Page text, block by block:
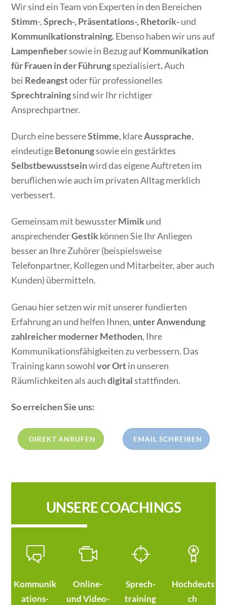
Wir sind ein Team von Experten in den Bereichen
Stimm-,Sprech-, Präsentations-, Rhetorik-und
Kommunikationstraining.Ebenso haben wir uns auf
Lampenfiebersowie in Bezug aufKommunikation
für Frauen in der Führungspezialisiert.Auch
bei Redeangstoder für professionelles
Sprechtrainingsind wir Ihr richtiger
Ansprechpartner.
Durch eine bessereStimme, klareAussprache,
eindeutigeBetonungsowie ein gestärktes
Selbstbewusstseinwird das eigene Auftreten im
beruflichen wie auch im privaten Alltag merklich
verbessert.
Gemeinsam mit bewussterMimikund
ansprechenderGestikkönnen Sie Ihr Anliegen
besser an Ihre Zuhörer (beispielsweise
Telefonpartner, Kollegen und Mitarbeiter, aber auch
Kunden) übermitteln.
Genau hier setzen wir mit unserer fundierten
Erfahrung an und helfen Ihnen, unter Anwendung
zahlreicher moderner Methoden, Ihre
Kommunikationsfähigkeiten zu verbessern. Das
Training kann sowohlvor Ortin unseren
Räumlichkeiten als auchdigitalstattfinden.
So erreichen Sie uns:
DIREKT ANRUFEN EMAIL SCHREIBEN
UNSERE COACHINGS
Kommunik
ations-
Online-
und Video-
Sprech-
training
Hochdeuts
ch